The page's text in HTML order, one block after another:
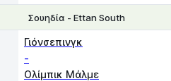
Σουηδία - Ettan South
Γιόνσεπινγκ
-
Ολίμπικ Μάλμε